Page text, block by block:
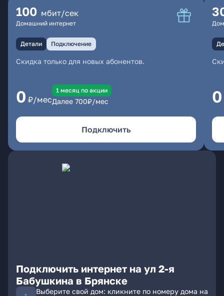
100 мбит/сек
Домашний интернет
Детали Подключение
Скидка только для новых абонентов.
0 ₽/мес
1 месяц по акции
Далее 700₽/мес
Подключить
0
Подключить интернет на ул 2-я
Бабушкина в Брянске
Выберите свой дом: кликните по номеру дома на